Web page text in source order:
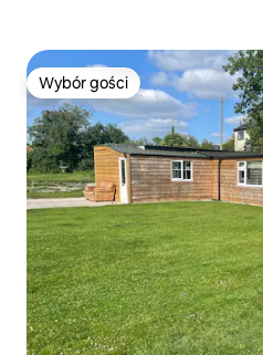
Wybór gości
Wybór gości